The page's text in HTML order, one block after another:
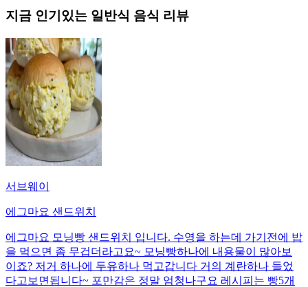
지금 인기있는 일반식 음식 리뷰
서브웨이
에그마요 샌드위치
에그마요 모닝빵 샌드위치 입니다. 수영을 하는데 가기전에 밥
을 먹으면 좀 무겁더라고요~ 모닝빵하나에 내용물이 많아보
이죠? 저거 하나에 두유하나 먹고갑니다 거의 계란하나 들었
다고보면됩니다~ 포만감은 정말 엄청나구요 레시피는 빵5개